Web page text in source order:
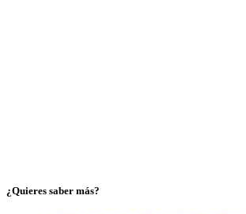
¿Quieres saber más?